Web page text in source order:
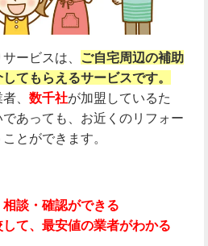
ービスは、
ご自宅周辺の補助
てもらえるサービスです。
、 数千社が加盟しているた
あっても、お近くのリフォー
とができます。
相談・確認ができる
して、最安値の業者がわかる